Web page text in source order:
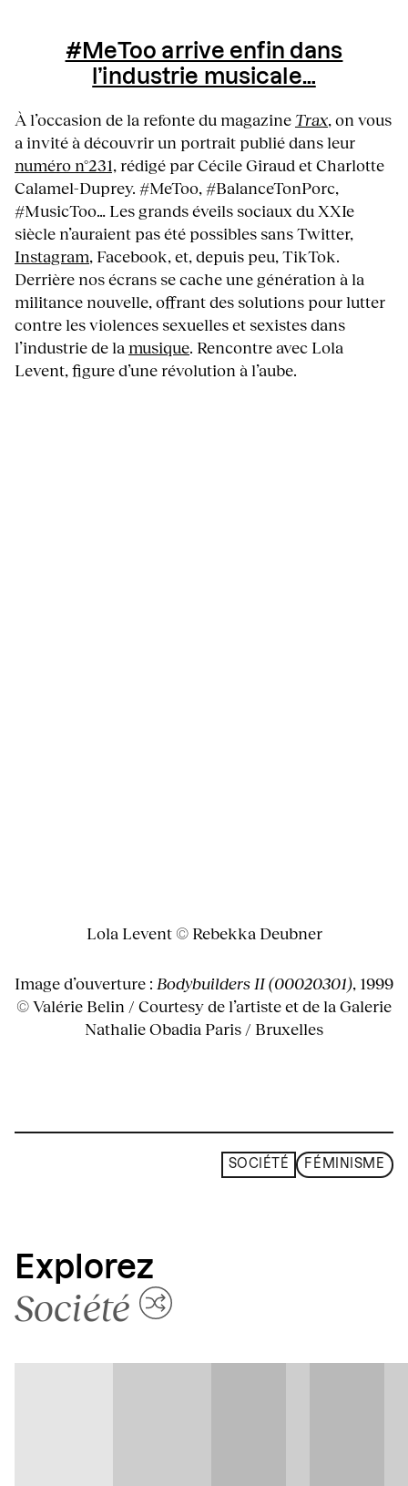
#MeToo arrive enfin dans
l’industrie musicale…
À l’occasion de la refonte du magazine Trax, on vous
a invité à découvrir un portrait publié dans leur
numéro n°231,rédigé par Cécile Giraud et Charlotte
Calamel-Duprey. #MeToo, #BalanceTonPorc,
#MusicToo… Les grands éveils sociaux du XXIe
siècle n’auraient pas été possibles sans Twitter,
Instagram, Facebook, et, depuis peu, TikTok.
Derrière nos écrans se cache une génération à la
militance nouvelle, offrant des solutions pour lutter
contre les violences sexuelles et sexistes dans
l’industrie de la musique. Rencontre avec Lola
Levent, figure d’une révolution à l’aube.
Lola Levent © Rebekka Deubner
Image d’ouverture : Bodybuilders II (00020301), 1999
© Valérie Belin / Courtesy de l’artiste et de la Galerie
Nathalie Obadia Paris / Bruxelles
SOCIÉTÉ FÉMINISME
Explorez
Société